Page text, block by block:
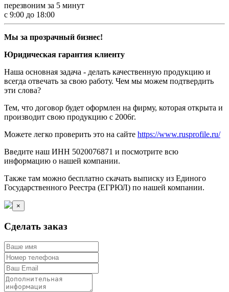
перезвоним за 5 минут
с 9:00 до 18:00
Мы за прозрачный бизнес!
Юридическая гарантия клиенту
Наша основная задача - делать качественную продукцию и
всегда отвечать за свою работу. Чем мы можем подтвердить
эти слова?
Тем, что договор будет оформлен на фирму, которая открыта и
производит свою продукцию с 2006г.
Можете легко проверить это на сайте https://www.rusprofile.ru/
Введите наш ИНН 5020076871 и посмотрите всю
информацию о нашей компании.
Также там можно бесплатно скачать выписку из Единого
Государственного Реестра (ЕГРЮЛ) по нашей компании.
×
Сделать заказ